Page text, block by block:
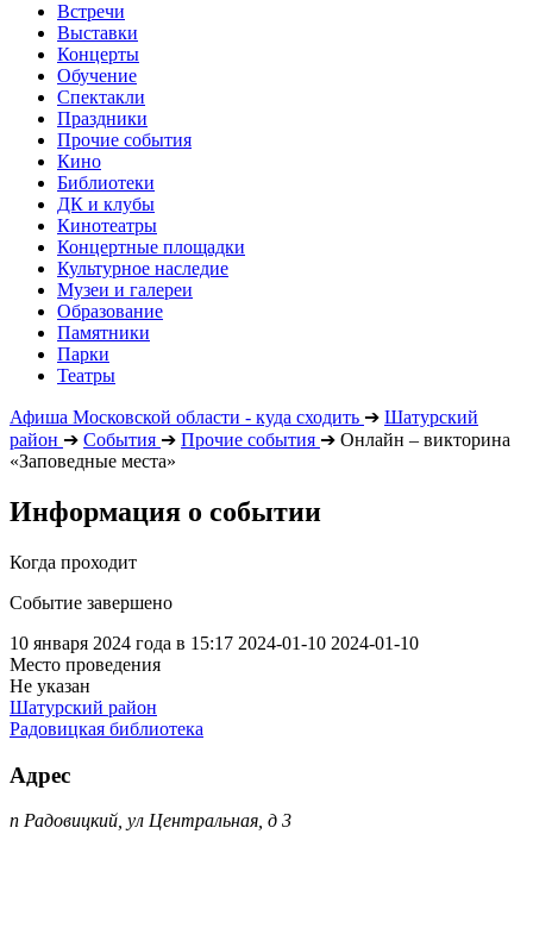
Встречи
Выставки
Концерты
Обучение
Спектакли
Праздники
Прочие события
Кино
Библиотеки
ДК и клубы
Кинотеатры
Концертные площадки
Культурное наследие
Музеи и галереи
Образование
Памятники
Парки
Театры
Афиша Московской области - куда сходить ➔ Шатурский
район ➔ События ➔ Прочие события ➔ Онлайн – викторина
«Заповедные места»
Информация о событии
Когда проходит
Событие завершено
10 января 2024 года в 15:17 2024-01-10 2024-01-10
Место проведения
Не указан
Шатурский район
Радовицкая библиотека
Адрес
п Радовицкий, ул Центральная, д 3